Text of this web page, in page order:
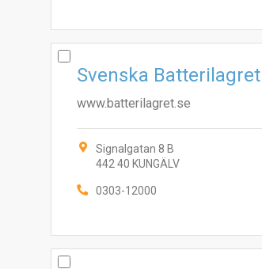
Svenska
www.batterilagret.se
Signalgatan 8 B
442 40 KUNGÄLV
0303-12000